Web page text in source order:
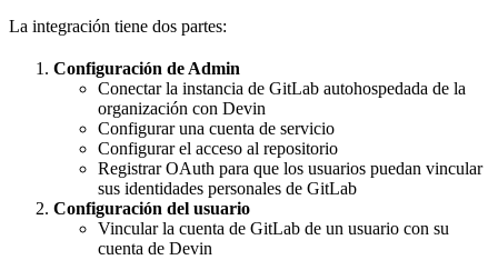
La integración tiene dos partes:
Configuración de Admin
Conectar la instancia de GitLab autohospedada de la
organización con Devin
Configurar una cuenta de servicio
Configurar el acceso al repositorio
Registrar OAuth para que los usuarios puedan vincular
sus identidades personales de GitLab
Configuración del usuario
Vincular la cuenta de GitLab de un usuario con su
cuenta de Devin